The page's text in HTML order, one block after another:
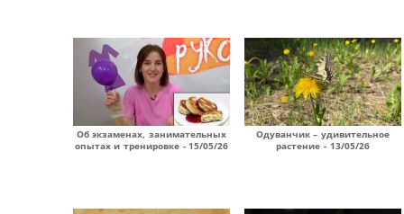
Об экзаменах, занимательных
опытах и тренировке - 15/05/26
Одуванчик – удивительное
растение - 13/05/26